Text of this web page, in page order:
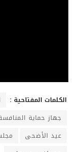
الكلمات المفتاحية :
جهاز حماية
عيد الأضحى